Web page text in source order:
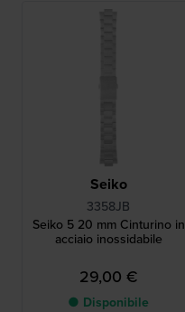
Seiko
3358JB
Seiko 5 20 mm Cinturino in
acciaio inossidabile
29,00 €
● Disponibile